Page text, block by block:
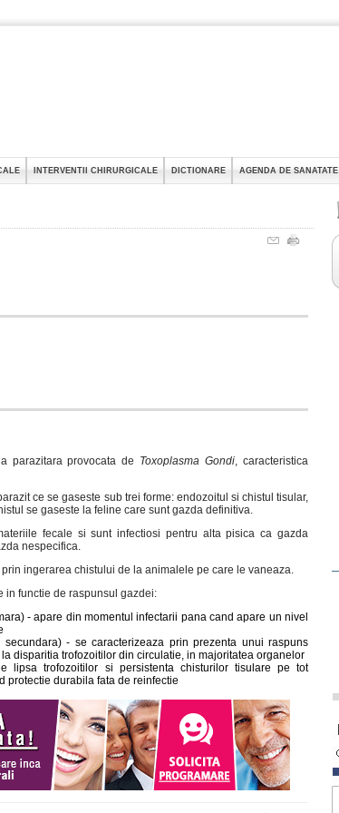
INTERVENTII CHIRURGICALE DICTIONARE AGENDA DE SANATATE
parazitara provocata de Toxoplasma Gondi, caracteristica
ce se gaseste sub trei forme: endozoitul si chistul tisular,
se gaseste la feline care sunt gazda definitiva.
fecale si sunt infectiosi pentru alta pisica ca gazda
nespecifica.
ingerarea chistului de la animalele pe care le vaneaza.
in functie de raspunsul gazdei:
- apare din momentul infectarii pana cand apare un nivel
secundara) - se caracterizeaza prin prezenta unui raspuns
disparitia trofozoitilor din circulatie, in majoritatea organelor
lipsa trofozoitilor si persistenta chisturilor tisulare pe tot
protectie durabila fata de reinfectie